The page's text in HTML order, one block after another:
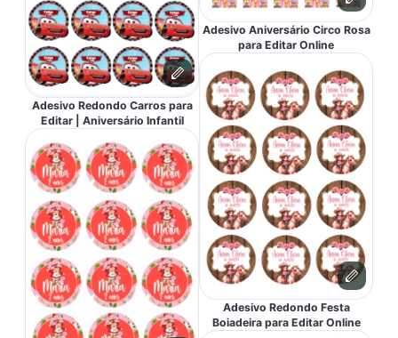
Adesivo Redondo Carros para
Editar | Aniversário Infantil
Adesivo Aniversário Circo Rosa
para Editar Online
Adesivo Redondo Festa
Boiadeira para Editar Online